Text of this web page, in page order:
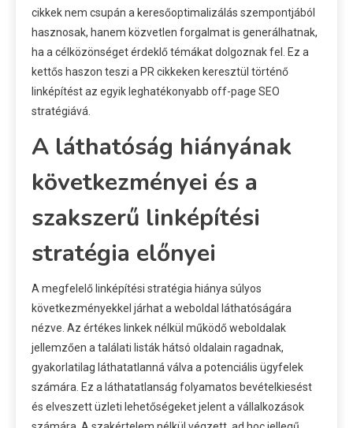
cikkek nem csupán a keresőoptimalizálás szempontjából
hasznosak, hanem közvetlen forgalmat is generálhatnak,
ha a célközönséget érdeklő témákat dolgoznak fel. Ez a
kettős haszon teszi a PR cikkeken keresztül történő
linképítést az egyik leghatékonyabb off-page SEO
stratégiává.
A láthatóság hiányának
következményei és a
szakszerű linképítési
stratégia előnyei
A megfelelő linképítési stratégia hiánya súlyos
következményekkel járhat a weboldal láthatóságára
nézve. Az értékes linkek nélkül működő weboldalak
jellemzően a találati listák hátsó oldalain ragadnak,
gyakorlatilag láthatatlanná válva a potenciális ügyfelek
számára. Ez a láthatatlanság folyamatos bevételkiesést
és elveszett üzleti lehetőségeket jelent a vállalkozások